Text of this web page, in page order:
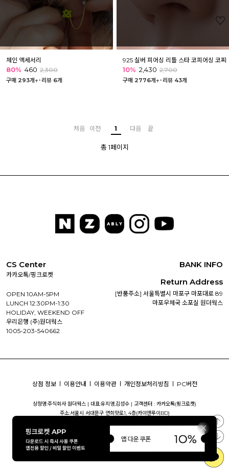
체인 액세서리
80% 460 2,300
구매 293개↑˙ 리뷰 6개
925 실버 피어싱 리틀 스타 코피어싱 코찌
10% 2,430 2,700
구매 2776개↑˙ 리뷰 43개
처음 이전 1 다음 끝
총 1페이지
CS Center
카카오톡/핑크로켓
OPEN 10AM-5PM
LUNCH 12:30PM-1:30
HOLIDAY, WEEKEND OFF
우리은행 (주)원더웍스
1005-203-540662
BANK INFO
Return Address
[반품주소] 서울특별시 마포구 마포대로 89
마포우체국 소포실 원더웍스
상점 정보 이용안내 이용약관 개인정보처리방침 PC버전
상정명:주식회사 원더웍스 | 대표:유지영,김성수 | 고객센터 : 카카오톡(핑크로켓)
주소:서울시 서대문구 연희맛로1, 4층(카이앤루이BD)
COPYRIGHT ©주식회사 원더웍스ALL RIGHTS RESERVED.